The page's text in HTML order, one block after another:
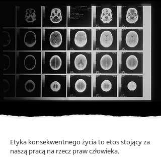
Etyka konsekwentnego życia to etos stojący za
naszą pracą na rzecz praw człowieka.